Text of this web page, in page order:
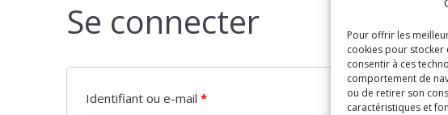
Pour offrir les
cookies pour stocker
consentir à ces
comportement de
ou de retirer son
caractéristiques et
Se connecter
Identifiant ou e-mail*